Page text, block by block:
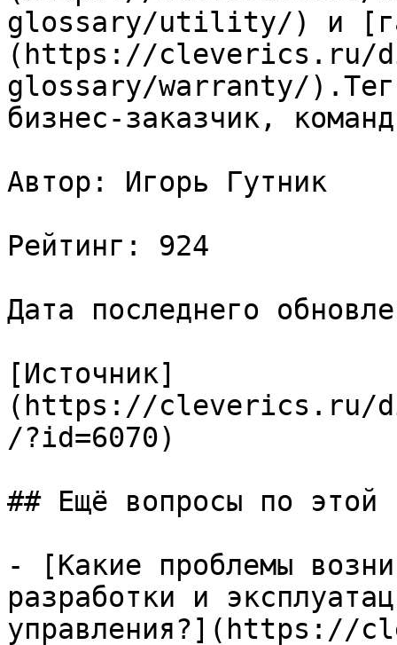
glossary/utility/) и
(https://cleverics.ru/
glossary/warranty/
бизнес-заказчик,
Автор: Игорь Гутник
Рейтинг: 924
Дата последнего
[Источник]
(https://cleverics.ru/
/?id=6070)
## Ещё вопросы по этой
- [Какие проблемы
разработки и